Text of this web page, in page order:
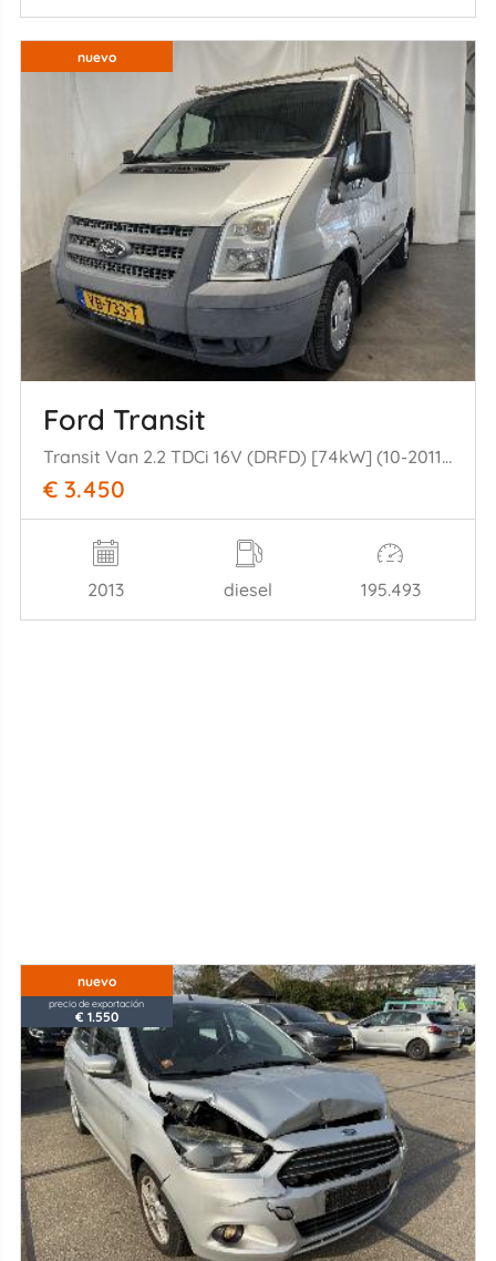
nuevo
Ford Transit
Transit Van 2.2 TDCi 16V (DRFD) [74kW] (10-2011/08-2014)
€ 3.450
2013 diesel 195.493
nuevo
precio de exportación
€ 1.550